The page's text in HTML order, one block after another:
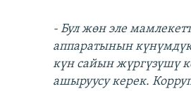
- Бул жөн эле
аппаратынын
күн сайын жүргүзүшү
ашыруусу керек.